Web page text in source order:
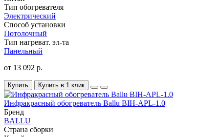
Тип обогревателя
Электрический
Способ установки
Потолочный
Тип нагреват. эл-та
Панельный
от 13 092 р.
Купить Купить в 1 клик
Инфракрасный обогреватель Ballu BIH-APL-1.0
Бренд
BALLU
Страна сборки